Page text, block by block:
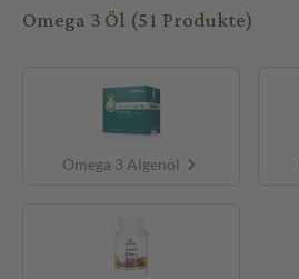
Omega 3 Öl (51 Produkte)
Omega 3 Algenöl